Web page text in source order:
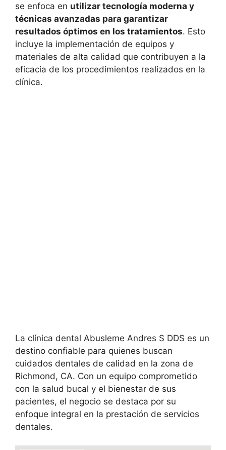
se enfoca en utilizar tecnología moderna y
técnicas avanzadas para garantizar
resultados óptimos en los tratamientos. Esto
incluye la implementación de equipos y
materiales de alta calidad que contribuyen a la
eficacia de los procedimientos realizados en la
clínica.
La clínica dental Abusleme Andres S DDS es un
destino confiable para quienes buscan
cuidados dentales de calidad en la zona de
Richmond, CA. Con un equipo comprometido
con la salud bucal y el bienestar de sus
pacientes, el negocio se destaca por su
enfoque integral en la prestación de servicios
dentales.